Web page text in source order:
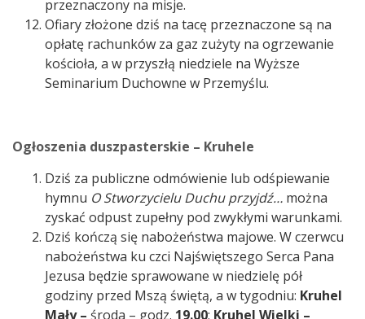
przeznaczony na misje.
Ofiary złożone dziś na tacę przeznaczone są na
opłatę rachunków za gaz zużyty na ogrzewanie
kościoła, a w przyszłą niedziele na Wyższe
Seminarium Duchowne w Przemyślu.
Ogłoszenia duszpasterskie – Kruhele
Dziś za publiczne odmówienie lub odśpiewanie
hymnu O Stworzycielu Duchu przyjdź… można
zyskać odpust zupełny pod zwykłymi warunkami.
Dziś kończą się nabożeństwa majowe. W czerwcu
nabożeństwa ku czci Najświętszego Serca Pana
Jezusa będzie sprawowane w niedzielę pół
godziny przed Mszą świętą, a w tygodniu: Kruhel
Mały – środa – godz. 19.00; Kruhel Wielki –